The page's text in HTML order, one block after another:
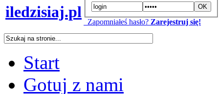
iledzisiaj.pl
Zapomniałeś hasło? Zarejestruj się!
Start
Gotuj z nami